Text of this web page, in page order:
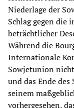
Niederlage der
Schlag gegen die
beträchtlicher
Während die
Internationale
Sowjetunion
und das Ende
seinem
vorhergesehen,